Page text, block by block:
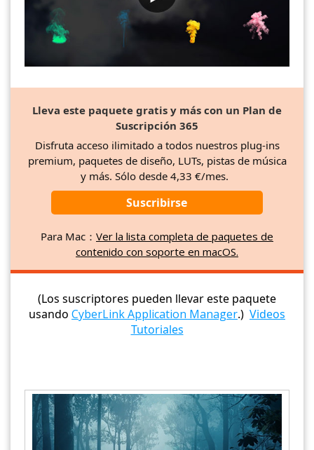
Lleva este paquete gratis y más con un Plan de
Suscripción 365
Disfruta acceso ilimitado a todos nuestros plug-ins
premium, paquetes de diseño, LUTs, pistas de música
y más. Sólo desde 4,33 €/mes.
Suscribirse
Para Mac： Ver la lista completa de paquetes de
contenido con soporte en macOS.
(Los suscriptores pueden llevar este paquete
usando CyberLink Application Manager.) Videos
Tutoriales